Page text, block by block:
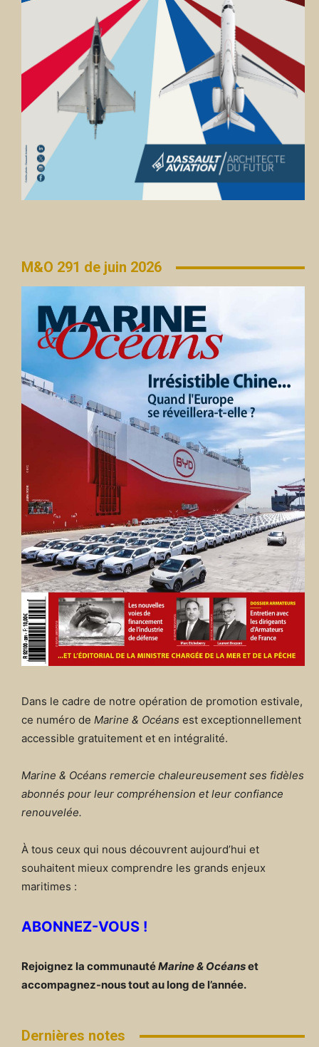
M&O 291 de juin 2026
Dans le cadre de notre opération de promotion estivale,
ce numéro de Marine & Océans est exceptionnellement
accessible gratuitement et en intégralité.
Marine & Océans remercie chaleureusement ses fidèles
abonnés pour leur compréhension et leur confiance
renouvelée.
À tous ceux qui nous découvrent aujourd’hui et
souhaitent mieux comprendre les grands enjeux
maritimes :
ABONNEZ-VOUS !
Rejoignez la communautéMarine & Océanset
accompagnez-nous tout au long de l’année.
Dernières notes